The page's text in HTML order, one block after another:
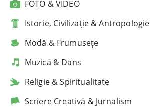
FOTO & VIDEO
Istorie, Civilizație & Antropologie
Modă & Frumusețe
Muzică & Dans
Religie & Spiritualitate
Scriere Creativă & Jurnalism